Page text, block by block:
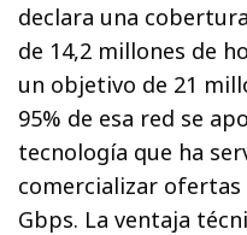
declara una
de 14,2 millones de
un objetivo de 21
95% de esa red se
tecnología que ha
comercializar ofertas
Gbps. La ventaja